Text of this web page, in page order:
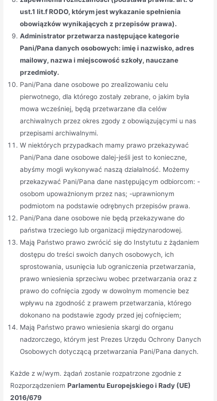
ust.1 lit.f RODO, którym jest wykazanie spełnienia
obowiązków wynikających z przepisów prawa).
Administrator przetwarza następujące kategorie
Pani/Pana danych osobowych: imię i nazwisko, adres
mailowy, nazwa i miejscowość szkoły, nauczane
przedmioty.
Pani/Pana dane osobowe po zrealizowaniu celu
pierwotnego, dla którego zostały zebrane, o jakim była
mowa wcześniej, będą przetwarzane dla celów
archiwalnych przez okres zgody z obowiązującymi u nas
przepisami archiwalnymi.
W niektórych przypadkach mamy prawo przekazywać
Pani/Pana dane osobowe dalej-jeśli jest to konieczne,
abyśmy mogli wykonywać naszą działalność. Możemy
przekazywać Pani/Pana dane następującym odbiorcom: -
osobom upoważnionym przez nas; -uprawnionym
podmiotom na podstawie odrębnych przepisów prawa.
Pani/Pana dane osobowe nie będą przekazywane do
państwa trzeciego lub organizacji międzynarodowej.
Mają Państwo prawo zwrócić się do Instytutu z żądaniem
dostępu do treści swoich danych osobowych, ich
sprostowania, usunięcia lub ograniczenia przetwarzania,
prawo wniesienia sprzeciwu wobec przetwarzania oraz z
prawo do cofnięcia zgody w dowolnym momencie bez
wpływu na zgodność z prawem przetwarzania, którego
dokonano na podstawie zgody przed jej cofnięciem;
Mają Państwo prawo wniesienia skargi do organu
nadzorczego, którym jest Prezes Urzędu Ochrony Danych
Osobowych dotyczącą przetwarzania Pani/Pana danych.
Każde z w/wym. żądań zostanie rozpatrzone zgodnie z
RozporządzeniemParlamentu Europejskiego i Rady (UE)
2016/679